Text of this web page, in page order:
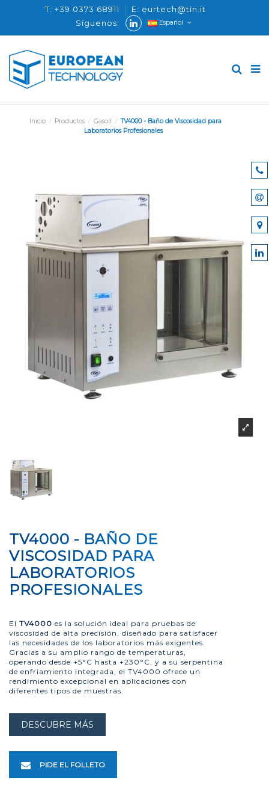
T: +39 0373 68911
E: eurtech@tin.it
Síguenos:
Español
Inicio Productos Gasoil
TV4000 - Baño de Viscosidad para
Laboratorios Profesionales
TV4000 - BAÑO DE
VISCOSIDAD PARA
LABORATORIOS
PROFESIONALES
El TV4000 es la solución ideal para pruebas de
viscosidad de alta precisión, diseñado para satisfacer
las necesidades de los laboratorios más exigentes.
Gracias a su amplio rango de temperaturas,
operando desde +5°C hasta +230°C, y a su serpentina
de enfriamiento integrada, el TV4000 ofrece un
rendimiento excepcional en aplicaciones con
diferentes tipos de muestras.
DESCUBRE MÁS
PIDE EL FOLLETO